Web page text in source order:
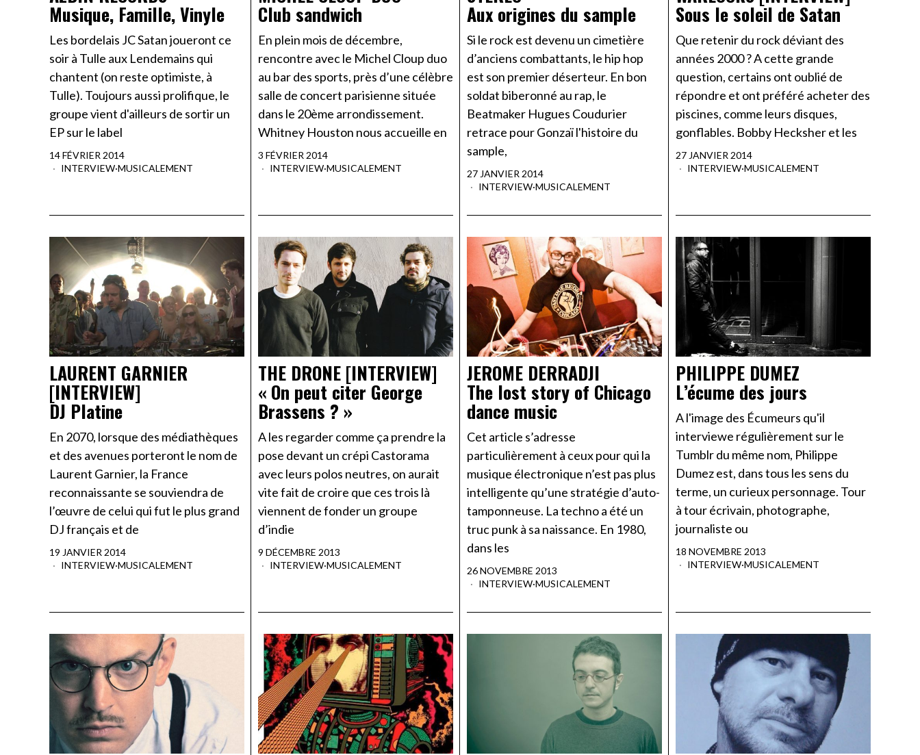
Musique, Famille, Vinyle
Les bordelais JC Satan joueront ce
soir à Tulle aux Lendemains qui
chantent (on reste optimiste, à
Tulle). Toujours aussi prolifique, le
groupe vient d'ailleurs de sortir un
EP sur le label
14 FÉVRIER 2014
INTERVIEW·MUSICALEMENT
Club sandwich
En plein mois de décembre,
rencontre avec le Michel Cloup duo
au bar des sports, près d’une célèbre
salle de concert parisienne située
dans le 20ème arrondissement.
Whitney Houston nous accueille en
3 FÉVRIER 2014
INTERVIEW·MUSICALEMENT
Aux origines du sample
Si le rock est devenu un cimetière
d’anciens combattants, le hip hop
est son premier déserteur. En bon
soldat biberonné au rap, le
Beatmaker Hugues Coudurier
retrace pour Gonzaï l'histoire du
sample,
27 JANVIER 2014
INTERVIEW·MUSICALEMENT
Sous le soleil de Satan
Que retenir du rock déviant des
années 2000 ? A cette grande
question, certains ont oublié de
répondre et ont préféré acheter des
piscines, comme leurs disques,
gonflables. Bobby Hecksher et les
27 JANVIER 2014
INTERVIEW·MUSICALEMENT
LAURENT GARNIER
[INTERVIEW]
DJ Platine
En 2070, lorsque des médiathèques
et des avenues porteront le nom de
Laurent Garnier, la France
reconnaissante se souviendra de
l’œuvre de celui qui fut le plus grand
DJ français et de
19 JANVIER 2014
INTERVIEW·MUSICALEMENT
THE DRONE [INTERVIEW]
« On peut citer George
Brassens ? »
A les regarder comme ça prendre la
pose devant un crépi Castorama
avec leurs polos neutres, on aurait
vite fait de croire que ces trois là
viennent de fonder un groupe
d’indie
9 DÉCEMBRE 2013
INTERVIEW·MUSICALEMENT
JEROME DERRADJI
The lost story of Chicago
dance music
Cet article s’adresse
particulièrement à ceux pour qui la
musique électronique n’est pas plus
intelligente qu’une stratégie d’auto-
tamponneuse. La techno a été un
truc punk à sa naissance. En 1980,
dans les
26 NOVEMBRE 2013
INTERVIEW·MUSICALEMENT
PHILIPPE DUMEZ
L’écume des jours
A l'image des Écumeurs qu'il
interviewe régulièrement sur le
Tumblr du même nom, Philippe
Dumez est, dans tous les sens du
terme, un curieux personnage. Tour
à tour écrivain, photographe,
journaliste ou
18 NOVEMBRE 2013
INTERVIEW·MUSICALEMENT